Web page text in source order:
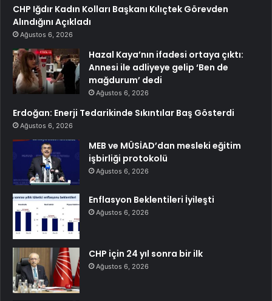
CHP Iğdır Kadın Kolları Başkanı Kılıçtek Görevden
Alındığını Açıkladı
Ağustos 6, 2026
Hazal Kaya’nın ifadesi ortaya çıktı:
Annesi ile adliyeye gelip ‘Ben de
mağdurum’ dedi
Ağustos 6, 2026
Erdoğan: Enerji Tedarikinde Sıkıntılar Baş Gösterdi
Ağustos 6, 2026
MEB ve MÜSİAD’dan mesleki eğitim
işbirliği protokolü
Ağustos 6, 2026
Enflasyon Beklentileri İyileşti
Ağustos 6, 2026
CHP için 24 yıl sonra bir ilk
Ağustos 6, 2026